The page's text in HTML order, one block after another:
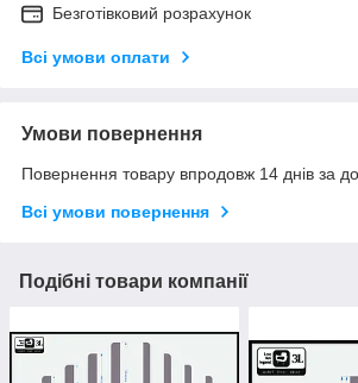
Безготівковий розрахунок
Всі умови оплати
Умови повернення
Повернення товару впродовж 14 днів за
Всі умови повернення
Подібні товари компанії